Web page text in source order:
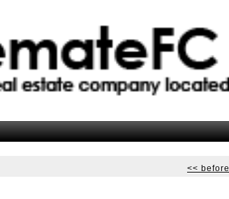
<< before